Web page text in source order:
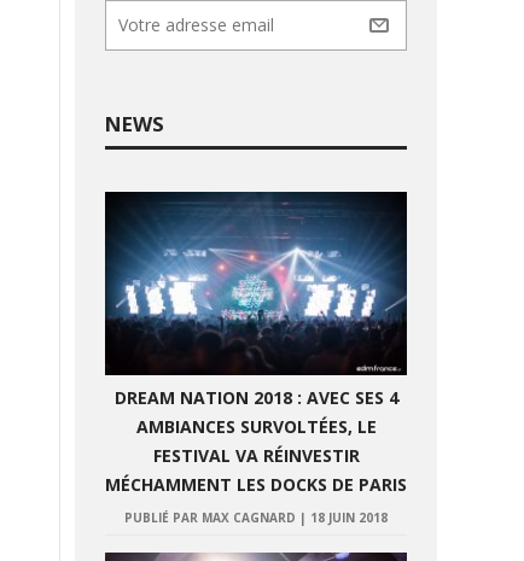
NEWS
DREAM NATION 2018 : AVEC SES 4
AMBIANCES SURVOLTÉES, LE
FESTIVAL VA RÉINVESTIR
MÉCHAMMENT LES DOCKS DE PARIS
PUBLIÉ PAR MAX CAGNARD | 18 JUIN 2018